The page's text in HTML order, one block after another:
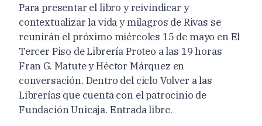
Para presentar el libro y reivindicar y
contextualizar la vida y milagros de Rivas se
reunirán el próximo miércoles 15 de mayo en El
Tercer Piso de Librería Proteo a las 19 horas
Fran G. Matute y Héctor Márquez en
conversación. Dentro del ciclo Volver a las
Librerías que cuenta con el patrocinio de
Fundación Unicaja. Entrada libre.